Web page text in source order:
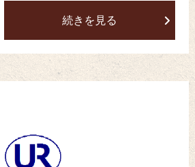
続きを見る